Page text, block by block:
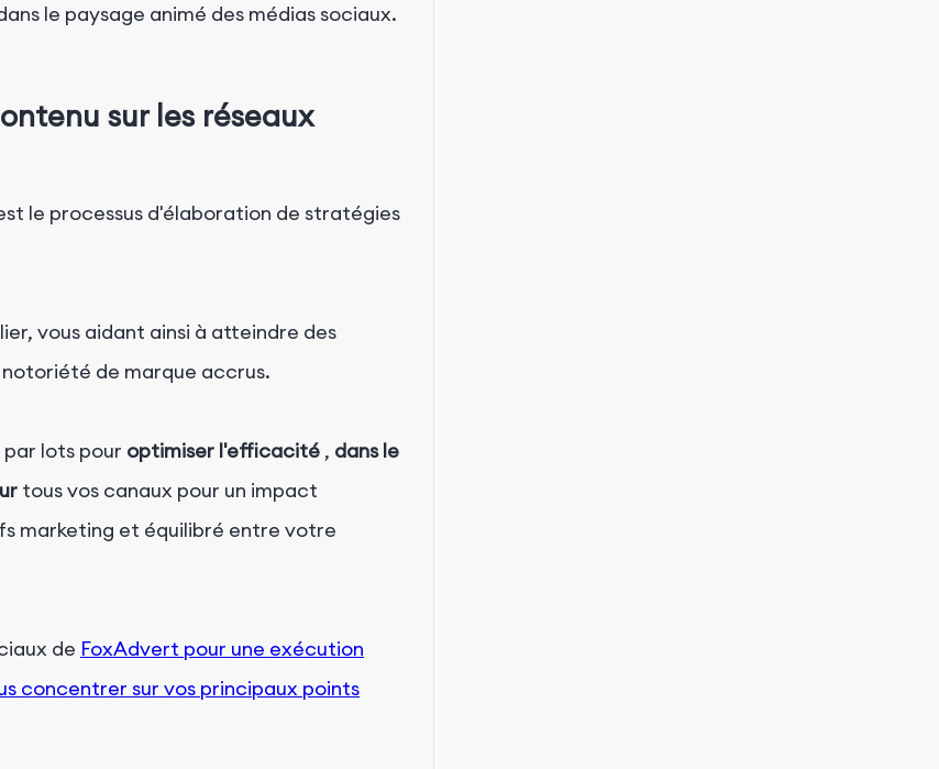
le paysage animé des médias sociaux.
sur les réseaux
le processus d'élaboration de stratégies
vous aidant ainsi à atteindre des
de marque accrus.
lots pour optimiser l'efficacité , dans le
tous vos canaux pour un impact
marketing et équilibré entre votre
de FoxAdvert pour une exécution
concentrer sur vos principaux points